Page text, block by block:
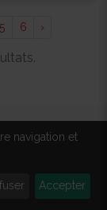
5 6 ›
navigation et
Accepter